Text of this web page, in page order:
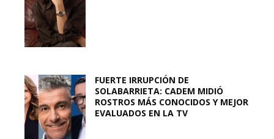
FUERTE IRRUPCIÓN DE
SOLABARRIETA: CADEM MIDIÓ
ROSTROS MÁS CONOCIDOS Y MEJOR
EVALUADOS EN LA TV